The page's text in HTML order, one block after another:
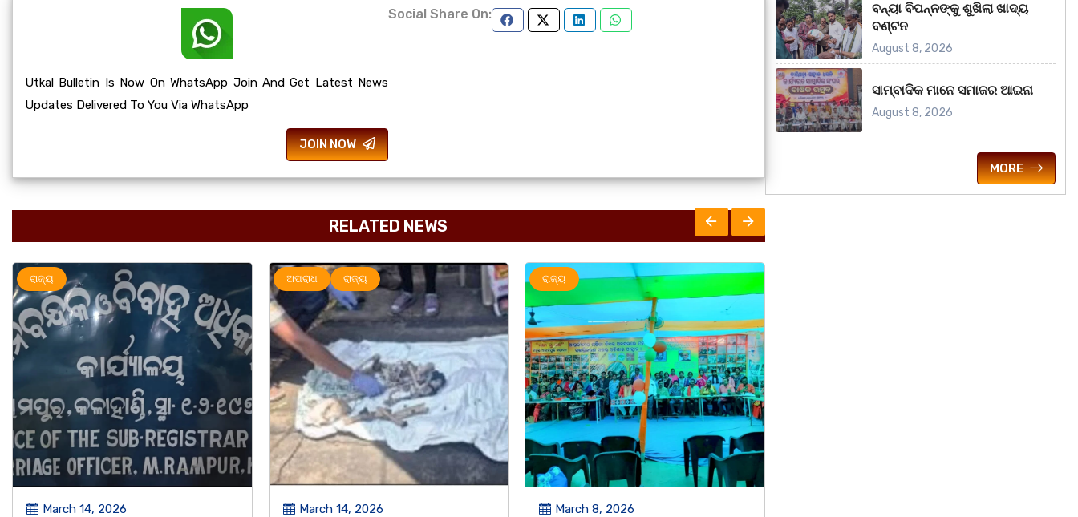
Utkal Bulletin Is Now On WhatsApp Join And Get Latest News
Updates Delivered To You Via WhatsApp
JOIN NOW
Social Share On:
RELATED NEWS
ଅପରାଧ
March 14, 2026
ରାଜ୍ୟ
March 8, 2026
ରାଜ୍ୟ
March 8, 2026
ବନ୍ୟା ବିପନ୍ନଙ୍କୁ ଶୁଖିଲା ଖାଦ୍ୟ
ବଣ୍ଟନ
August 8, 2026
ସାମ୍ବାଦିକ ମାନେ ସମାଜର ଆଇନା
August 8, 2026
MORE